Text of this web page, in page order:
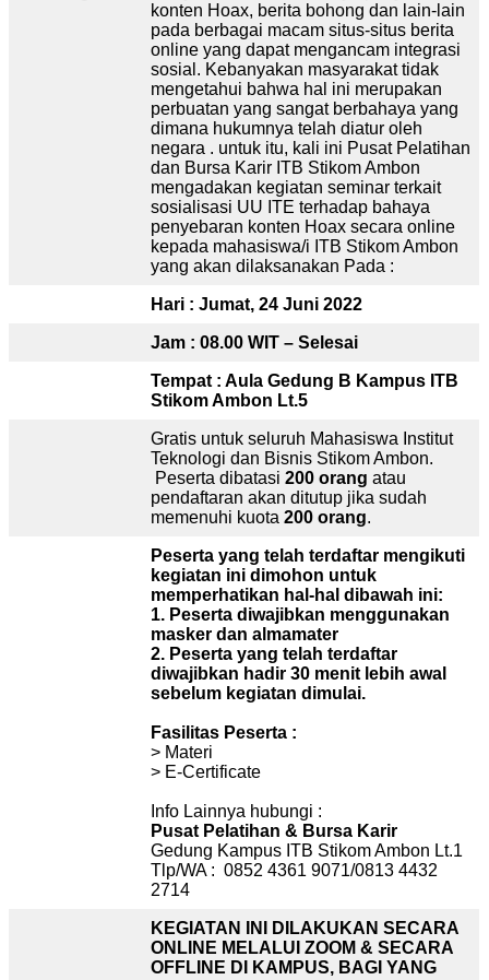
konten Hoax, berita bohong dan lain-lain
pada berbagai macam situs-situs berita
online yang dapat mengancam integrasi
sosial. Kebanyakan masyarakat tidak
mengetahui bahwa hal ini merupakan
perbuatan yang sangat berbahaya yang
dimana hukumnya telah diatur oleh
negara . untuk itu, kali ini Pusat Pelatihan
dan Bursa Karir ITB Stikom Ambon
mengadakan kegiatan seminar terkait
sosialisasi UU ITE terhadap bahaya
penyebaran konten Hoax secara online
kepada mahasiswa/i ITB Stikom Ambon
yang akan dilaksanakan Pada :
Hari : Jumat, 24 Juni 2022
Jam : 08.00 WIT – Selesai
Tempat : Aula Gedung B Kampus ITB
Stikom Ambon Lt.5
Gratis untuk seluruh Mahasiswa Institut
Teknologi dan Bisnis Stikom Ambon.
Peserta dibatasi 200 orang atau
pendaftaran akan ditutup jika sudah
memenuhi kuota 200 orang.
Peserta yang telah terdaftar mengikuti
kegiatan ini dimohon untuk
memperhatikan hal-hal dibawah ini:
1. Peserta diwajibkan menggunakan
masker dan almamater
2. Peserta yang telah terdaftar
diwajibkan hadir 30 menit lebih awal
sebelum kegiatan dimulai.
Fasilitas Peserta :
> Materi
> E-Certificate
Info Lainnya hubungi :
Pusat Pelatihan & Bursa Karir
Gedung Kampus ITB Stikom Ambon Lt.1
Tlp/WA : 0852 4361 9071/0813 4432
2714
KEGIATAN INI DILAKUKAN SECARA
ONLINE MELALUI ZOOM & SECARA
OFFLINE DI KAMPUS, BAGI YANG